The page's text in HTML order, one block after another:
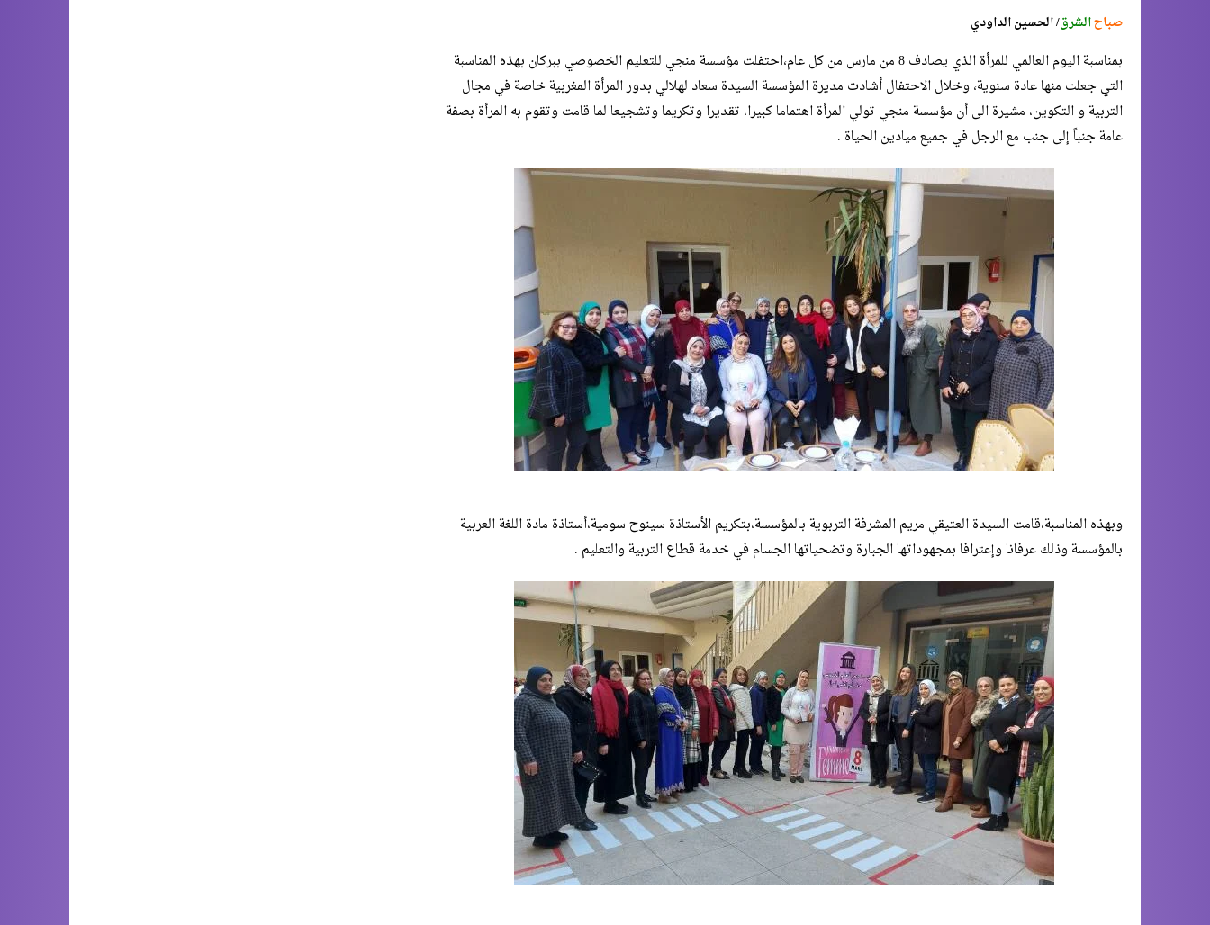
صباحالشرق/ الحسين الداودي
بمناسبة اليوم العالمي للمرأة الذي يصادف 8 من مارس من كل عام،احتفلت مؤسسة منجي للتعليم الخصوصي ببركان بهذه المناسبة
التي جعلت منها عادة سنوية، وخلال الاحتفال أشادت مديرة المؤسسة السيدة سعاد لهلالي بدور المرأة المغربية خاصة في مجال
التربية و التكوين، مشيرة الى أن مؤسسة منجي تولي المرأة اهتماما كبيرا، تقديرا وتكريما وتشجيعا لما قامت وتقوم به المرأة بصفة
عامة جنباً إلى جنب مع الرجل في جميع ميادين الحياة .
وبهذه المناسبة،قامت السيدة العتيقي مريم المشرفة التربوية بالمؤسسة،بتكريم الأستاذة سينوح سومية،أستاذة مادة اللغة العربية
بالمؤسسة وذلك عرفانا وإعترافا بمجهوداتها الجبارة وتضحياتها الجسام في خدمة قطاع التربية والتعليم .